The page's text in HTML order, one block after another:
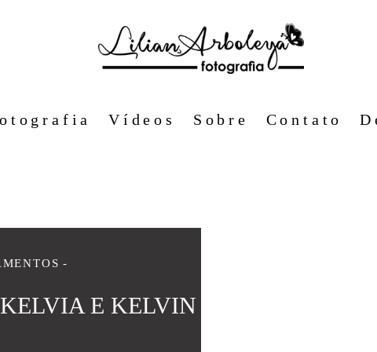
Vídeos Sobre Contato
E KELVIN